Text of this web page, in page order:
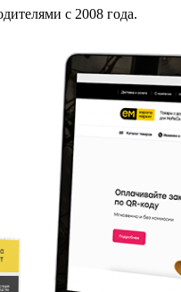
с 2008 года.